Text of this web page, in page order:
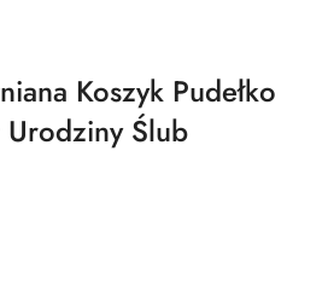
Koszyk Pudełko
Ślub